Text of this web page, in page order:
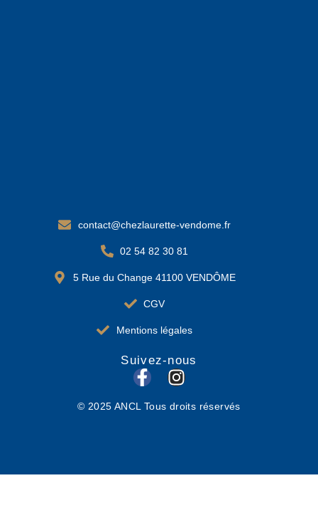
contact@chezlaurette-vendome.fr
02 54 82 30 81
5 Rue du Change 41100 VENDÔME
CGV
Mentions légales
Suivez-nous
F
c
I
s
© 2025 ANCL Tous droits réservés